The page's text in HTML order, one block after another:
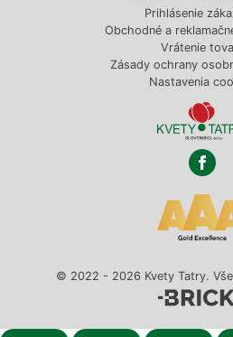
© 2022 - 2026 Kvety Tatry.
Prihlásenie
Obchodné a
Vrátenie
Zásady ochrany
Nastavenia